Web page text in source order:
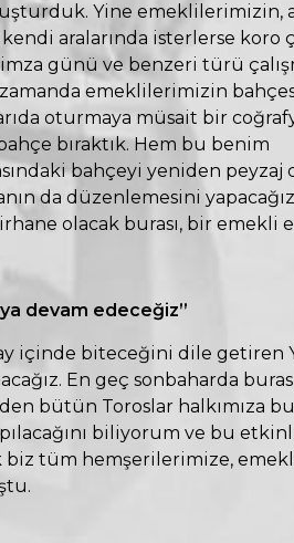
Yine emeklilerimizin,
aralarında isterlerse koro
günü ve benzeri türü
emeklilerimizin
oturmaya müsait bir
bıraktık. Hem bu benim
bahçeyi yeniden peyzaj
da düzenlemesini
olacak burası, bir emekli
devam edeceğiz”
içinde biteceğini dile getiren
En geç sonbaharda
bütün Toroslar halkımıza
biliyorum ve bu
biz tüm hemşerilerimize,